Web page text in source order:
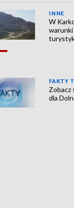
INNE
W
FAKTY
Zobacz
dla